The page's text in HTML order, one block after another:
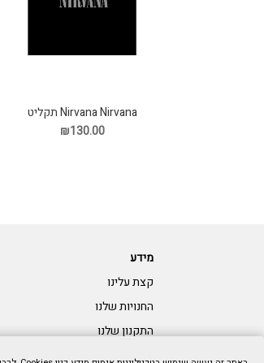
Nirvana Nirvana תקליט
₪130.00
מידע
קצת עלינו
החנויות שלנו
התקנון שלנו
צרו קשר: